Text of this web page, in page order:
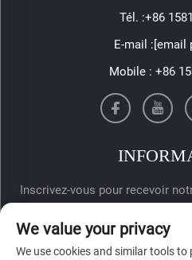
Tél. :+86
E-mail :[email
Mobile : +86
Inscrivez-vous pour recevoir
We value your privacy
We use cookies and similar tools to